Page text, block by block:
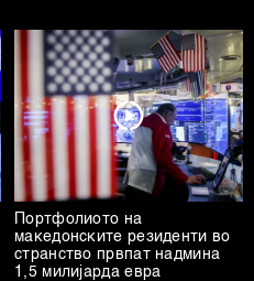
Портфолиото на
македонските резиденти во
странство првпат надмина
1,5 милијарда евра